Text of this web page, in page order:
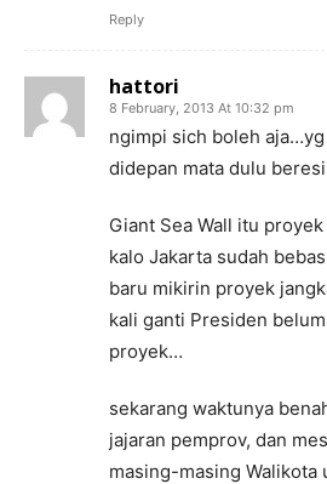
Reply
hattori
8 February, 2013 At 10:32 pm
ngimpi sich boleh
didepan mata dulu
Giant Sea Wall itu
kalo Jakarta sudah
baru mikirin proyek
kali ganti Presiden
proyek…
sekarang waktunya
jajaran pemprov, dan
masing-masing Walikota